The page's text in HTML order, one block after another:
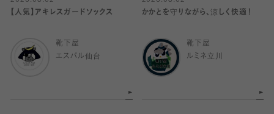
【人気】アキレスガードソックス
靴下屋
エスパル仙台
かかとを守りながら、涼しく快適！
靴下屋
ルミネ立川